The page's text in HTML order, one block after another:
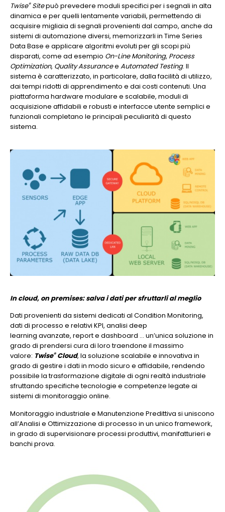
Twise®Sitepuò prevedere moduli specifici per i segnali in alta
dinamica e per quelli lentamente variabili, permettendo di
acquisire migliaia di segnali provenienti dal campo, anche da
sistemi di automazione diversi, memorizzarli in Time Series
Data Base e applicare algoritmi evoluti per gli scopi più
disparati, come ad esempio On-Line Monitoring, Process
Optimization, Quality Assurancee Automated Testing. Il
sistema è caratterizzato, in particolare, dalla facilità di utilizzo,
dai tempi ridotti di apprendimento e dai costi contenuti. Una
piattaforma hardware modulare e scalabile, moduli di
acquisizione affidabili e robusti e interfacce utente semplici e
funzionali completano le principali peculiarità di questo
sistema.
In cloud, on premises: salva i dati per sfruttarli al meglio
Dati provenienti da sistemi dedicati al Condition Monitoring,
dati di processo e relativi KPI, analisi deep
learning avanzate, report e dashboard … un’unica soluzione in
grado di prendersi cura di loro traendone il massimo
valore: Twise®Cloud, la soluzione scalabile e innovativa in
grado di gestire i dati in modo sicuro e affidabile, rendendo
possibile la trasformazione digitale di ogni realtà industriale
sfruttando specifiche tecnologie e competenze legate ai
sistemi di monitoraggio online.
Monitoraggio industriale e Manutenzione Predittiva si uniscono
all’Analisi e Ottimizzazione di processo in un unico framework,
in grado di supervisionare processi produttivi, manifatturieri e
banchi prova.